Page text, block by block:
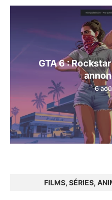
GTA 6 :
6
FILMS, SÉRIES,